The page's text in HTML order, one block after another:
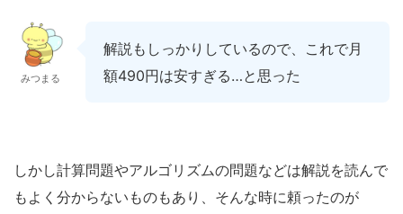
みつまる
解説もしっかりしているので、これで月
額490円は安すぎる…と思った
しかし計算問題やアルゴリズムの問題などは解説を読んで
もよく分からないものもあり、そんな時に頼ったのが